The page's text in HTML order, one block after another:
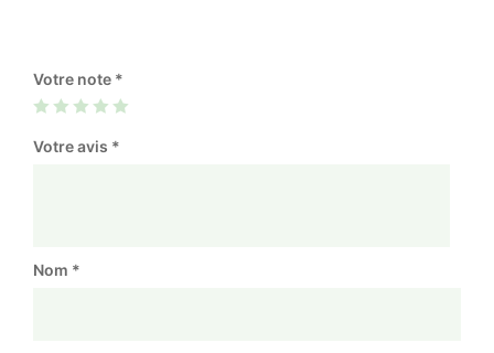
Votre note *
Votre avis *
Nom *